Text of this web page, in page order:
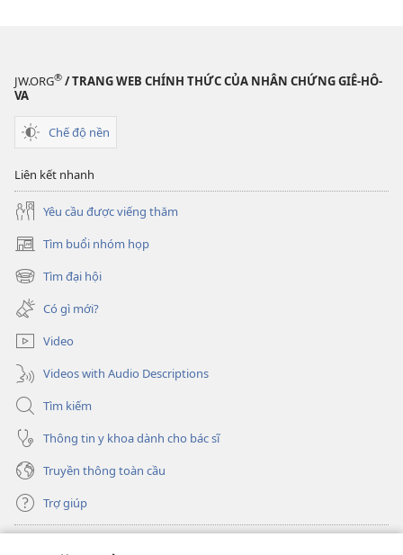
ca
JW.ORG® / TRANG WEB CHÍNH THỨC CỦA NHÂN CHỨNG GIÊ-HÔ-
VA
Chế độ nền
Liên kết nhanh
Yêu cầu được viếng thăm
Tìm buổi nhóm họp
(mở
cửa
sổ
mới)
Tìm đại hội
(mở
cửa
sổ
mới)
Có gì mới?
Video
Videos with Audio Descriptions
Tìm kiếm
Thông tin y khoa dành cho bác sĩ
Truyền thông toàn cầu
Trợ giúp